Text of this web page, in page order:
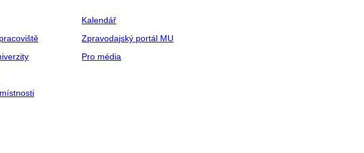
Kalendář
Zpravodajský portál MU
Pro média